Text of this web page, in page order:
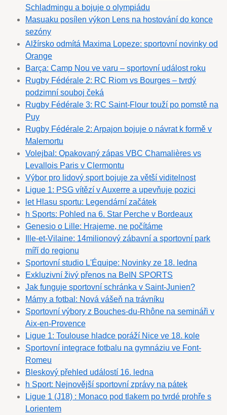
Schladmingu a bojuje o olympiádu
Masuaku posílen výkon Lens na hostování do konce
sezóny
Alžírsko odmítá Maxima Lopeze: sportovní novinky od
Orange
Barça: Camp Nou ve varu – sportovní událost roku
Rugby Fédérale 2: RC Riom vs Bourges – tvrdý
podzimní souboj čeká
Rugby Fédérale 3: RC Saint-Flour touží po pomstě na
Puy
Rugby Fédérale 2: Arpajon bojuje o návrat k formě v
Malemortu
Volejbal: Opakovaný zápas VBC Chamalières vs
Levallois Paris v Clermontu
Výbor pro lidový sport bojuje za větší viditelnost
Ligue 1: PSG vítězí v Auxerre a upevňuje pozici
let Hlasu sportu: Legendární začátek
h Sports: Pohled na 6. Star Perche v Bordeaux
Genesio o Lille: Hrajeme, ne počítáme
Ille-et-Vilaine: 14milionový zábavní a sportovní park
míří do regionu
Sportovní studio L'Équipe: Novinky ze 18. ledna
Exkluzivní živý přenos na BeIN SPORTS
Jak funguje sportovní schránka v Saint-Junien?
Mámy a fotbal: Nová vášeň na trávníku
Sportovní výbory z Bouches-du-Rhône na semináři v
Aix-en-Provence
Ligue 1: Toulouse hladce poráží Nice ve 18. kole
Sportovní integrace fotbalu na gymnáziu ve Font-
Romeu
Bleskový přehled událostí 16. ledna
h Sport: Nejnovější sportovní zprávy na pátek
Ligue 1 (J18) : Monaco pod tlakem po tvrdé prohře s
Lorientem